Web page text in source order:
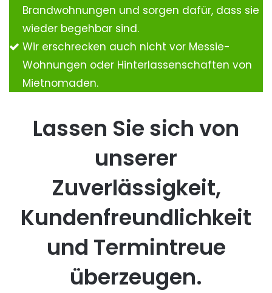
Brandwohnungen und sorgen dafür, dass sie
wieder begehbar sind.
Wir erschrecken auch nicht vor Messie-
Wohnungen oder Hinterlassenschaften von
Mietnomaden.
Lassen Sie sich von
unserer
Zuverlässigkeit,
Kundenfreundlichkeit
und Termintreue
überzeugen.